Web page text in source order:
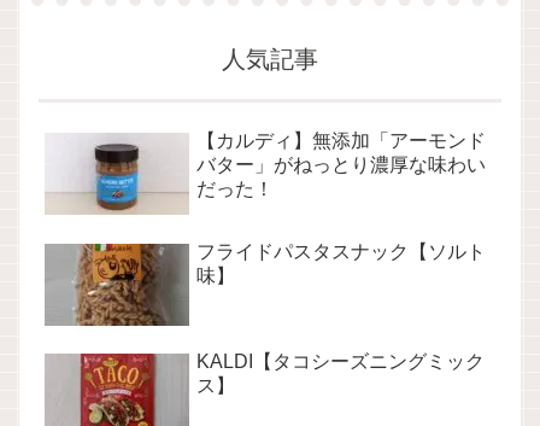
人気記事
【カルディ】無添加「アーモンド
バター」がねっとり濃厚な味わい
だった！
フライドパスタスナック【ソルト
味】
KALDI【タコシーズニングミック
ス】